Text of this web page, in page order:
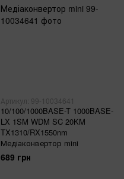
Артикул: 99-10034641
10/100/1000BASE-T 1000BASE-
LX 1SM WDM SC 20KM
TX1310/RX1550nm
Медіаконвертор mini
689 грн